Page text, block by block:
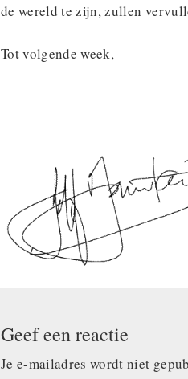
de wereld te zijn, zullen
Tot volgende week,
Geef een reactie
Je e-mailadres wordt niet